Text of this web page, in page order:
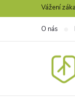
na
Vážení
O nás